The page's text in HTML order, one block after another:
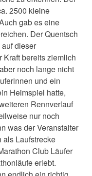
2500 kleine
gab es eine
Der Quentsch
dieser
bereits ziemlich
noch lange nicht
und ein
Heimspiel hatte,
Rennverlauf
nur noch
was der Veranstalter
als Laufstrecke
Club Läufer
erlebt.